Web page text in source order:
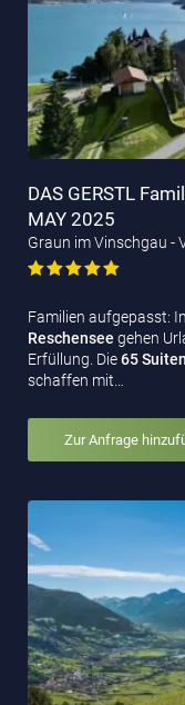
DAS GERSTL
MAY 2025
Graun im Vinschgau -
Familien aufgepasst:
Reschensee gehen
Erfüllung. Die65
schaffen mit…
Zur Anfrage